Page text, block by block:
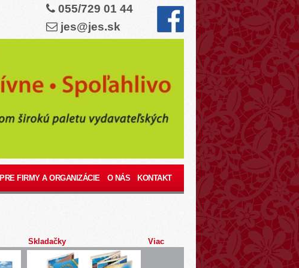
055/729 01 44
jes@jes.sk
PRE FIRMY A ORGANIZÁCIE O NÁS KONTAKT
Skladačky Viac